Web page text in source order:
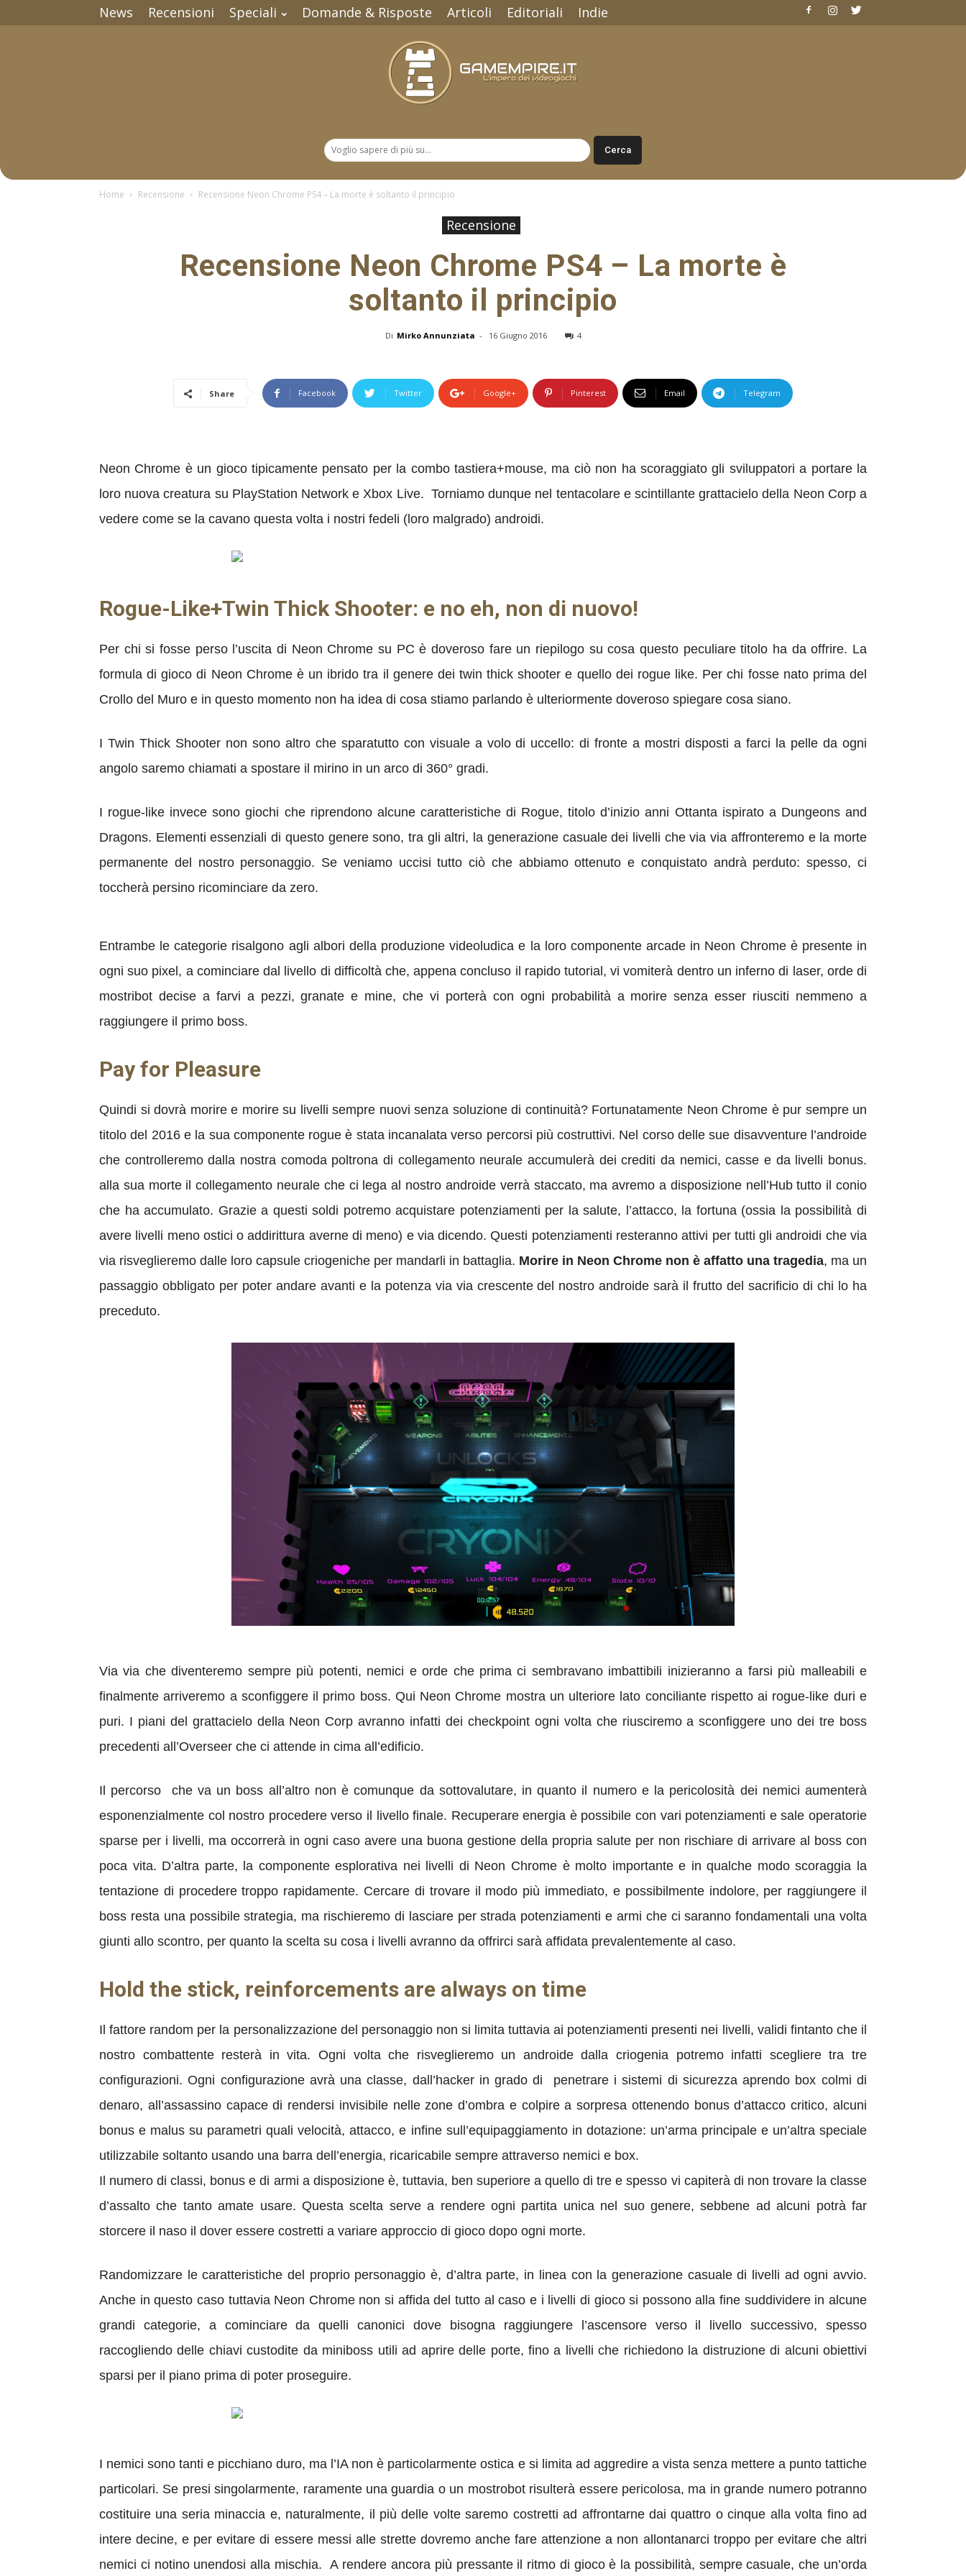
News Recensioni Speciali Domande & Risposte Articoli Editoriali Indie
Home Recensione Recensione Neon Chrome PS4 – La morte è soltanto il principio
Recensione
Recensione Neon Chrome PS4 – La morte è
soltanto il principio
Di Mirko Annunziata - 16 Giugno 2016 4
Share Facebook Twitter Google+ Pinterest Email Telegram
Neon Chrome è un gioco tipicamente pensato per la combo tastiera+mouse, ma ciò non ha scoraggiato gli sviluppatori a portare la
loro nuova creatura su PlayStation Network e Xbox Live. Torniamo dunque nel tentacolare e scintillante grattacielo della Neon Corp a
vedere come se la cavano questa volta i nostri fedeli (loro malgrado) androidi.
Rogue-Like+Twin Thick Shooter: e no eh, non di nuovo!
Per chi si fosse perso l’uscita di Neon Chrome su PC è doveroso fare un riepilogo su cosa questo peculiare titolo ha da offrire. La
formula di gioco di Neon Chrome è un ibrido tra il genere dei twin thick shooter e quello dei rogue like. Per chi fosse nato prima del
Crollo del Muro e in questo momento non ha idea di cosa stiamo parlando è ulteriormente doveroso spiegare cosa siano.
I Twin Thick Shooter non sono altro che sparatutto con visuale a volo di uccello: di fronte a mostri disposti a farci la pelle da ogni
angolo saremo chiamati a spostare il mirino in un arco di 360° gradi.
I rogue-like invece sono giochi che riprendono alcune caratteristiche di Rogue, titolo d’inizio anni Ottanta ispirato a Dungeons and
Dragons. Elementi essenziali di questo genere sono, tra gli altri, la generazione casuale dei livelli che via via affronteremo e la morte
permanente del nostro personaggio. Se veniamo uccisi tutto ciò che abbiamo ottenuto e conquistato andrà perduto: spesso, ci
toccherà persino ricominciare da zero.
Entrambe le categorie risalgono agli albori della produzione videoludica e la loro componente arcade in Neon Chrome è presente in
ogni suo pixel, a cominciare dal livello di difficoltà che, appena concluso il rapido tutorial, vi vomiterà dentro un inferno di laser, orde di
mostribot decise a farvi a pezzi, granate e mine, che vi porterà con ogni probabilità a morire senza esser riusciti nemmeno a
raggiungere il primo boss.
Pay for Pleasure
Quindi si dovrà morire e morire su livelli sempre nuovi senza soluzione di continuità? Fortunatamente Neon Chrome è pur sempre un
titolo del 2016 e la sua componente rogue è stata incanalata verso percorsi più costruttivi. Nel corso delle sue disavventure l’androide
che controlleremo dalla nostra comoda poltrona di collegamento neurale accumulerà dei crediti da nemici, casse e da livelli bonus.
alla sua morte il collegamento neurale che ci lega al nostro androide verrà staccato, ma avremo a disposizione nell’Hub tutto il conio
che ha accumulato. Grazie a questi soldi potremo acquistare potenziamenti per la salute, l’attacco, la fortuna (ossia la possibilità di
avere livelli meno ostici o addirittura averne di meno) e via dicendo. Questi potenziamenti resteranno attivi per tutti gli androidi che via
via risveglieremo dalle loro capsule criogeniche per mandarli in battaglia. Morire in Neon Chrome non è affatto una tragedia, ma un
passaggio obbligato per poter andare avanti e la potenza via via crescente del nostro androide sarà il frutto del sacrificio di chi lo ha
preceduto.
Via via che diventeremo sempre più potenti, nemici e orde che prima ci sembravano imbattibili inizieranno a farsi più malleabili e
finalmente arriveremo a sconfiggere il primo boss. Qui Neon Chrome mostra un ulteriore lato conciliante rispetto ai rogue-like duri e
puri. I piani del grattacielo della Neon Corp avranno infatti dei checkpoint ogni volta che riusciremo a sconfiggere uno dei tre boss
precedenti all’Overseer che ci attende in cima all’edificio.
Il percorso che va un boss all’altro non è comunque da sottovalutare, in quanto il numero e la pericolosità dei nemici aumenterà
esponenzialmente col nostro procedere verso il livello finale. Recuperare energia è possibile con vari potenziamenti e sale operatorie
sparse per i livelli, ma occorrerà in ogni caso avere una buona gestione della propria salute per non rischiare di arrivare al boss con
poca vita. D’altra parte, la componente esplorativa nei livelli di Neon Chrome è molto importante e in qualche modo scoraggia la
tentazione di procedere troppo rapidamente. Cercare di trovare il modo più immediato, e possibilmente indolore, per raggiungere il
boss resta una possibile strategia, ma rischieremo di lasciare per strada potenziamenti e armi che ci saranno fondamentali una volta
giunti allo scontro, per quanto la scelta su cosa i livelli avranno da offrirci sarà affidata prevalentemente al caso.
Hold the stick, reinforcements are always on time
Il fattore random per la personalizzazione del personaggio non si limita tuttavia ai potenziamenti presenti nei livelli, validi fintanto che il
nostro combattente resterà in vita. Ogni volta che risveglieremo un androide dalla criogenia potremo infatti scegliere tra tre
configurazioni. Ogni configurazione avrà una classe, dall’hacker in grado di penetrare i sistemi di sicurezza aprendo box colmi di
denaro, all’assassino capace di rendersi invisibile nelle zone d’ombra e colpire a sorpresa ottenendo bonus d’attacco critico, alcuni
bonus e malus su parametri quali velocità, attacco, e infine sull’equipaggiamento in dotazione: un’arma principale e un’altra speciale
utilizzabile soltanto usando una barra dell’energia, ricaricabile sempre attraverso nemici e box.
Il numero di classi, bonus e di armi a disposizione è, tuttavia, ben superiore a quello di tre e spesso vi capiterà di non trovare la classe
d’assalto che tanto amate usare. Questa scelta serve a rendere ogni partita unica nel suo genere, sebbene ad alcuni potrà far
storcere il naso il dover essere costretti a variare approccio di gioco dopo ogni morte.
Randomizzare le caratteristiche del proprio personaggio è, d’altra parte, in linea con la generazione casuale di livelli ad ogni avvio.
Anche in questo caso tuttavia Neon Chrome non si affida del tutto al caso e i livelli di gioco si possono alla fine suddividere in alcune
grandi categorie, a cominciare da quelli canonici dove bisogna raggiungere l’ascensore verso il livello successivo, spesso
raccogliendo delle chiavi custodite da miniboss utili ad aprire delle porte, fino a livelli che richiedono la distruzione di alcuni obiettivi
sparsi per il piano prima di poter proseguire.
I nemici sono tanti e picchiano duro, ma l’IA non è particolarmente ostica e si limita ad aggredire a vista senza mettere a punto tattiche
particolari. Se presi singolarmente, raramente una guardia o un mostrobot risulterà essere pericolosa, ma in grande numero potranno
costituire una seria minaccia e, naturalmente, il più delle volte saremo costretti ad affrontarne dai quattro o cinque alla volta fino ad
intere decine, e per evitare di essere messi alle strette dovremo anche fare attenzione a non allontanarci troppo per evitare che altri
nemici ci notino unendosi alla mischia. A rendere ancora più pressante il ritmo di gioco è la possibilità, sempre casuale, che un’orda